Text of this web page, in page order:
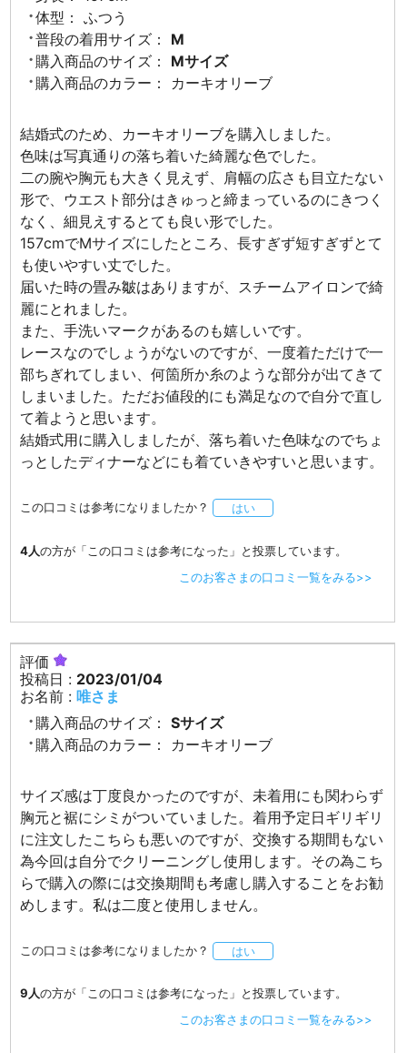
体型：
ふつう
普段の着用サイズ：
M
購入商品のサイズ：
Mサイズ
購入商品のカラー：
カーキオリーブ
結婚式のため、カーキオリーブを購入しました。
色味は写真通りの落ち着いた綺麗な色でした。
二の腕や胸元も大きく見えず、肩幅の広さも目立たない
形で、ウエスト部分はきゅっと締まっているのにきつく
なく、細見えするとても良い形でした。
157cmでMサイズにしたところ、長すぎず短すぎずとて
も使いやすい丈でした。
届いた時の畳み皺はありますが、スチームアイロンで綺
麗にとれました。
また、手洗いマークがあるのも嬉しいです。
レースなのでしょうがないのですが、一度着ただけで一
部ちぎれてしまい、何箇所か糸のような部分が出てきて
しまいました。ただお値段的にも満足なので自分で直し
て着ようと思います。
結婚式用に購入しましたが、落ち着いた色味なのでちょ
っとしたディナーなどにも着ていきやすいと思います。
この口コミは参考になりましたか？ はい
4人の方が「この口コミは参考になった」と投票しています。
このお客さまの口コミ一覧をみる>>
評価
投稿日 : 2023/01/04
お名前 :唯さま
購入商品のサイズ：
Sサイズ
購入商品のカラー：
カーキオリーブ
サイズ感は丁度良かったのですが、未着用にも関わらず
胸元と裾にシミがついていました。着用予定日ギリギリ
に注文したこちらも悪いのですが、交換する期間もない
為今回は自分でクリーニングし使用します。その為こち
らで購入の際には交換期間も考慮し購入することをお勧
めします。私は二度と使用しません。
この口コミは参考になりましたか？ はい
9人の方が「この口コミは参考になった」と投票しています。
このお客さまの口コミ一覧をみる>>